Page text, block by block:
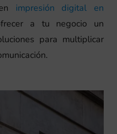
impresión digital en
a tu negocio un
para multiplicar